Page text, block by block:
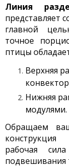
Линия
представляет
главной
точное
птицы
Верхняя
Нижняя
модулями.
Обращаем
рабочая
подвешивания